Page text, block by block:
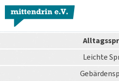
Leichte